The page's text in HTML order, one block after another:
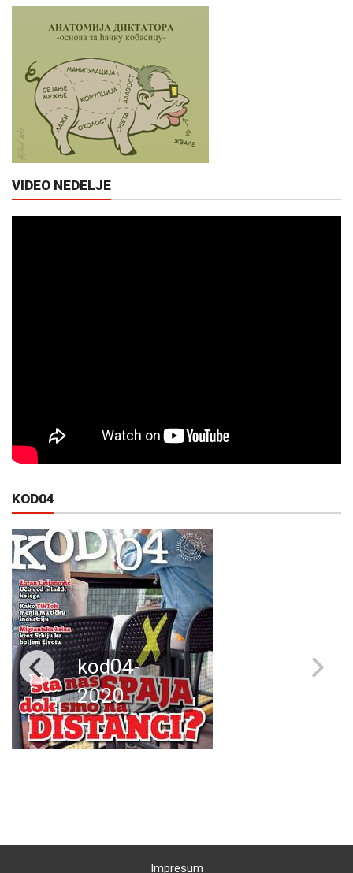
VIDEO NEDELJE
KOD04
kod04-
2020
Impresum